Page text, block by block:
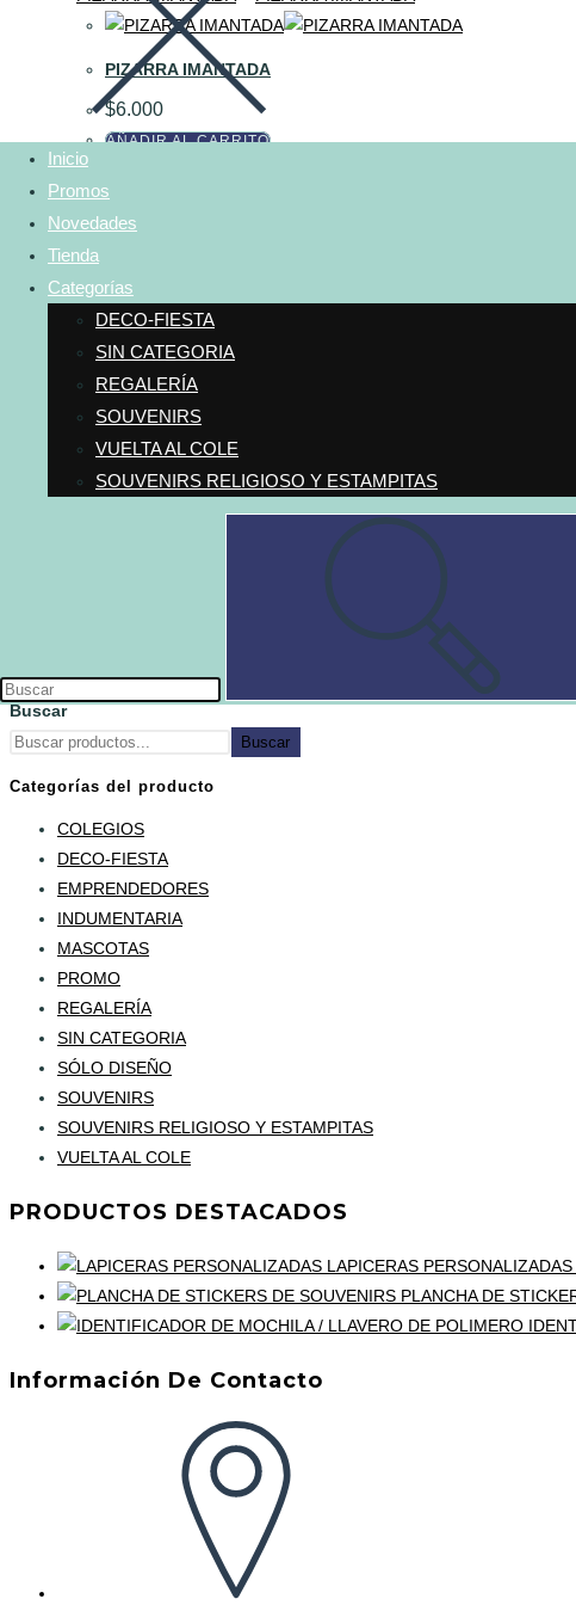
Inicio
Promos
Novedades
Tienda
Categorías
DECO-FIESTA
SIN CATEGORIA
REGALERÍA
SOUVENIRS
VUELTA AL COLE
SOUVENIRS RELIGIOSO Y ESTAMPITAS
PIZARRA IMANTADA
$6.000
AÑADIR AL CARRITO
$5.320
AÑADIR AL CARRITO
JUEGO DE MESA SOUVENIR TIPO LUDO
$3.470
AÑADIR AL CARRITO
BOLSAS GOLOSINERAS CON SOLAPA
Buscar
Buscar
Categorías del producto
COLEGIOS
DECO-FIESTA
EMPRENDEDORES
INDUMENTARIA
MASCOTAS
PROMO
REGALERÍA
SIN CATEGORIA
SÓLO DISEÑO
SOUVENIRS
SOUVENIRS RELIGIOSO Y ESTAMPITAS
VUELTA AL COLE
PRODUCTOS DESTACADOS
LAPICERAS PERSONALIZADAS
PLANCHA DE
Información De Contacto